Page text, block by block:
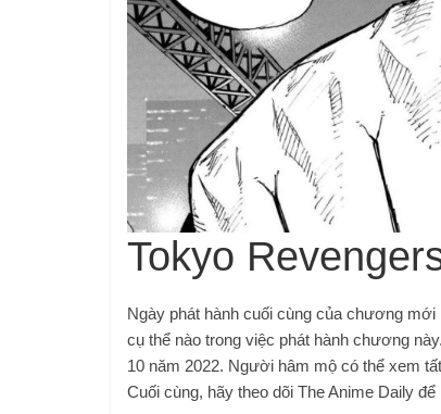
Tokyo
Ngày phát hành cuối cùng của chương
cụ thể nào trong việc phát hành chương
10 năm 2022. Người hâm mộ có thể xem
Cuối cùng, hãy theo dõi The Anime Daily